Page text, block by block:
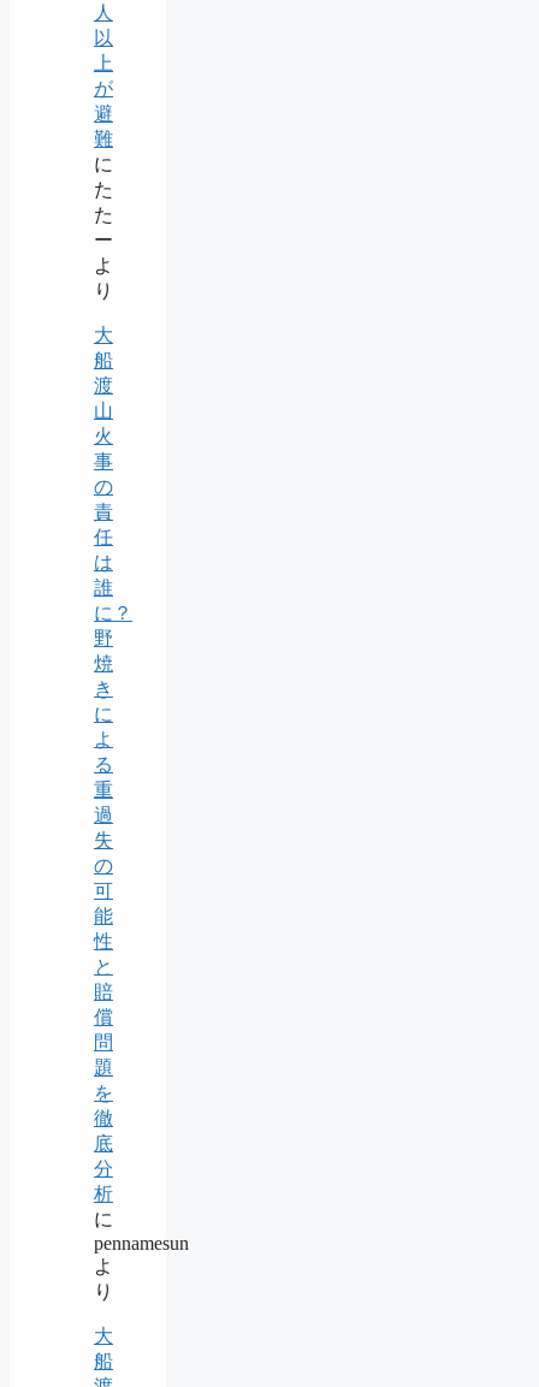
人
以
上
が
避
難
に
た
た
ー
よ
り
大
船
渡
山
火
事
の
責
任
は
誰
に？
野
焼
き
に
よ
る
重
過
失
の
可
能
性
と
賠
償
問
題
を
徹
底
分
析
に
pennamesun
よ
り
大
船